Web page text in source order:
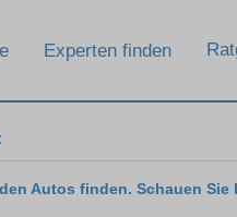
Experten finden
Autos finden. Schauen Sie